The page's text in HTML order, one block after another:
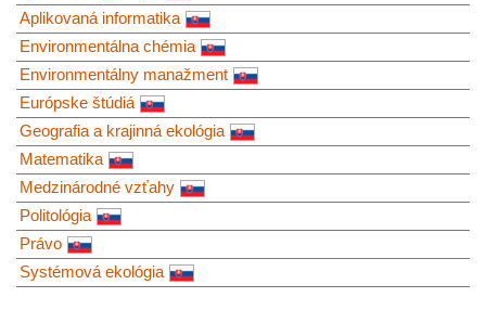
Aplikovaná informatika
Environmentálna chémia
Environmentálny manažment
Európske štúdiá
Geografia a krajinná ekológia
Matematika
Medzinárodné vzťahy
Politológia
Právo
Systémová ekológia